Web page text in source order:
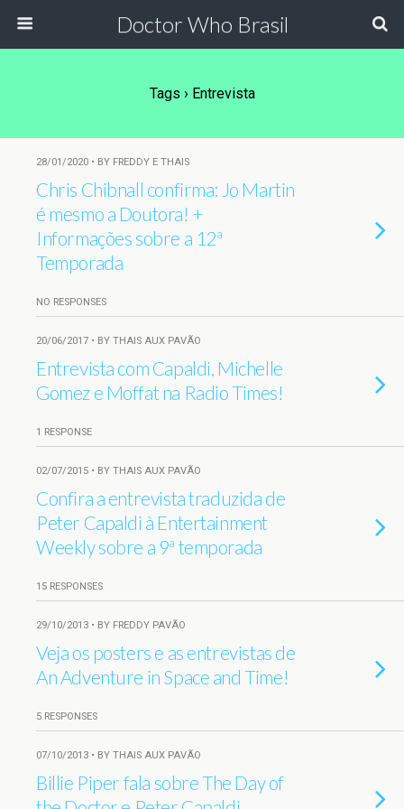
Doctor Who Brasil
Tags › Entrevista
28/01/2020 • BY FREDDY E THAIS
Chris Chibnall confirma: Jo Martin
é mesmo a Doutora! +
Informações sobre a 12ª
Temporada
NO RESPONSES
20/06/2017 • BY THAIS AUX PAVÃO
Entrevista com Capaldi, Michelle
Gomez e Moffat na Radio Times!
1 RESPONSE
02/07/2015 • BY THAIS AUX PAVÃO
Confira a entrevista traduzida de
Peter Capaldi à Entertainment
Weekly sobre a 9ª temporada
15 RESPONSES
29/10/2013 • BY FREDDY PAVÃO
Veja os posters e as entrevistas de
An Adventure in Space and Time!
5 RESPONSES
07/10/2013 • BY THAIS AUX PAVÃO
Billie Piper fala sobre The Day of